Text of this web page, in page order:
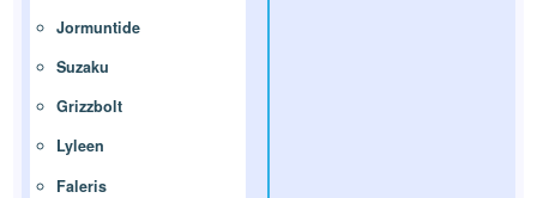
Jormuntide
Suzaku
Grizzbolt
Lyleen
Faleris